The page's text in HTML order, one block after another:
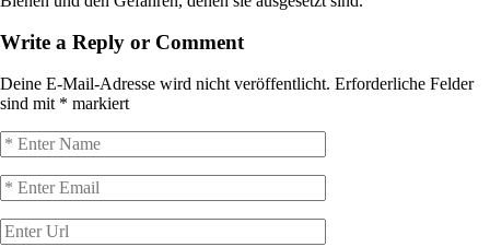
Write a Reply or Comment
Deine E-Mail-Adresse wird nicht veröffentlicht. Erforderliche Felder
sind mit * markiert